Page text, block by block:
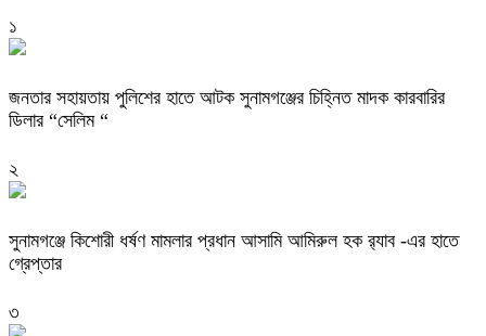
১
জনতার সহায়তায় পুলিশের হাতে আটক সুনামগঞ্জের চিহ্নিত মাদক কারবারির
ডিলার “সেলিম “
২
‎সুনামগঞ্জে কিশোরী ধর্ষণ মামলার প্রধান আসামি আমিরুল হক র‌্যাব -এর হাতে
গ্রেপ্তার
৩